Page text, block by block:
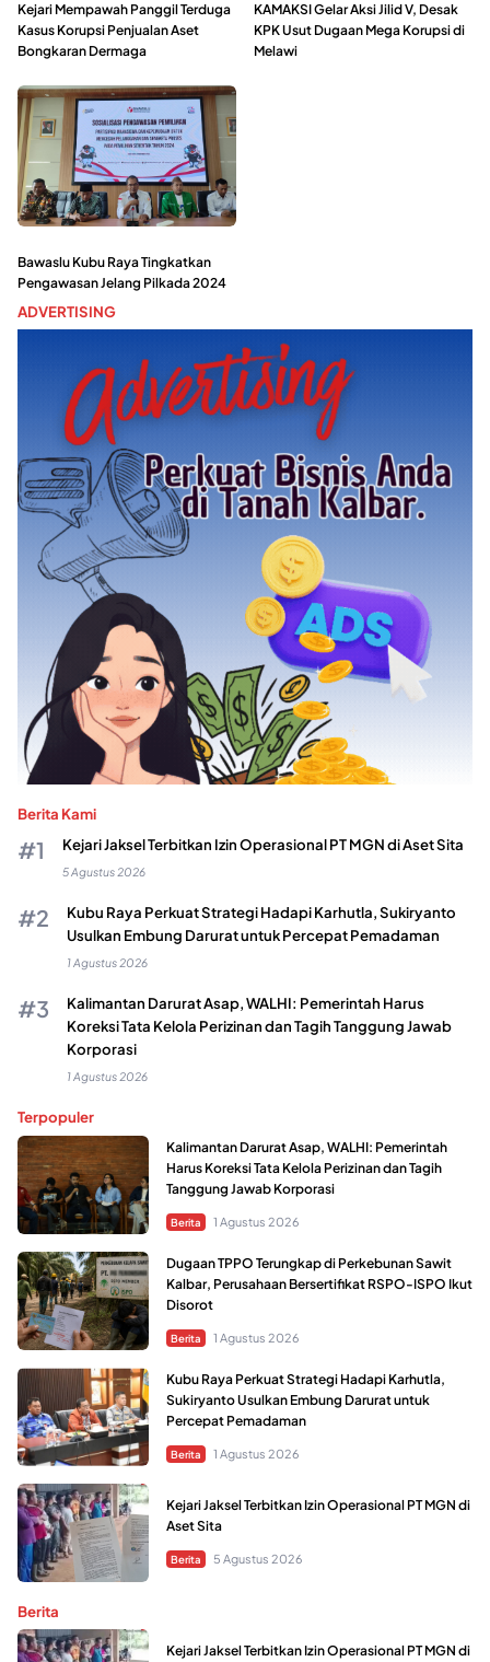
Kejari Mempawah Panggil Terduga
Kasus Korupsi Penjualan Aset
Bongkaran Dermaga
KAMAKSI Gelar Aksi Jilid V, Desak
KPK Usut Dugaan Mega Korupsi di
Melawi
Bawaslu Kubu Raya Tingkatkan
Pengawasan Jelang Pilkada 2024
ADVERTISING
Berita Kami
Kejari Jaksel Terbitkan Izin Operasional PT MGN di Aset Sita
5 Agustus 2026
Kubu Raya Perkuat Strategi Hadapi Karhutla, Sukiryanto
Usulkan Embung Darurat untuk Percepat Pemadaman
1 Agustus 2026
Kalimantan Darurat Asap, WALHI: Pemerintah Harus
Koreksi Tata Kelola Perizinan dan Tagih Tanggung Jawab
Korporasi
1 Agustus 2026
Terpopuler
Kalimantan Darurat Asap, WALHI: Pemerintah
Harus Koreksi Tata Kelola Perizinan dan Tagih
Tanggung Jawab Korporasi
Berita 1 Agustus 2026
Dugaan TPPO Terungkap di Perkebunan Sawit
Kalbar, Perusahaan Bersertifikat RSPO-ISPO Ikut
Disorot
Berita 1 Agustus 2026
Kubu Raya Perkuat Strategi Hadapi Karhutla,
Sukiryanto Usulkan Embung Darurat untuk
Percepat Pemadaman
Berita 1 Agustus 2026
Kejari Jaksel Terbitkan Izin Operasional PT MGN di
Aset Sita
Berita 5 Agustus 2026
Berita
Kejari Jaksel Terbitkan Izin Operasional PT MGN di